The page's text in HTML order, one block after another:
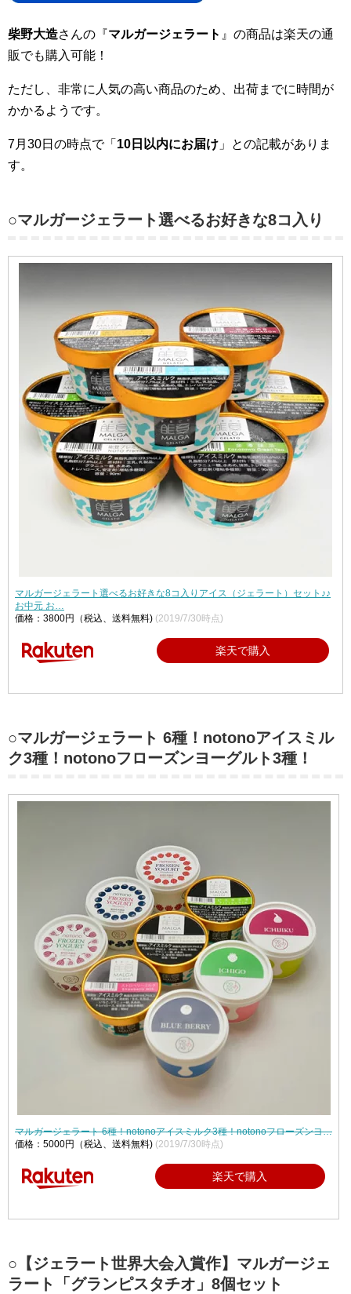
柴野大造さんの『マルガージェラート 』の商品は楽天の通
販でも購入可能！
ただし、非常に人気の高い商品のため、出荷までに時間が
かかるようです。
7月30日の時点で「 10日以内にお届け 」との記載がありま
す。
○マルガージェラート選べるお好きな8コ入り
マルガージェラート選べるお好きな8コ入りアイス（ジェラート）セット♪♪
お中元 お…
価格：3800円（税込、送料無料) (2019/7/30時点)
楽天で購入
○マルガージェラート 6種！notonoアイスミル
ク3種！notonoフローズンヨーグルト3種！
マルガージェラート 6種！notonoアイスミルク3種！notonoフローズンヨ…
価格：5000円（税込、送料無料) (2019/7/30時点)
楽天で購入
○【ジェラート世界大会入賞作】マルガージェ
ラート「グランピスタチオ」8個セット